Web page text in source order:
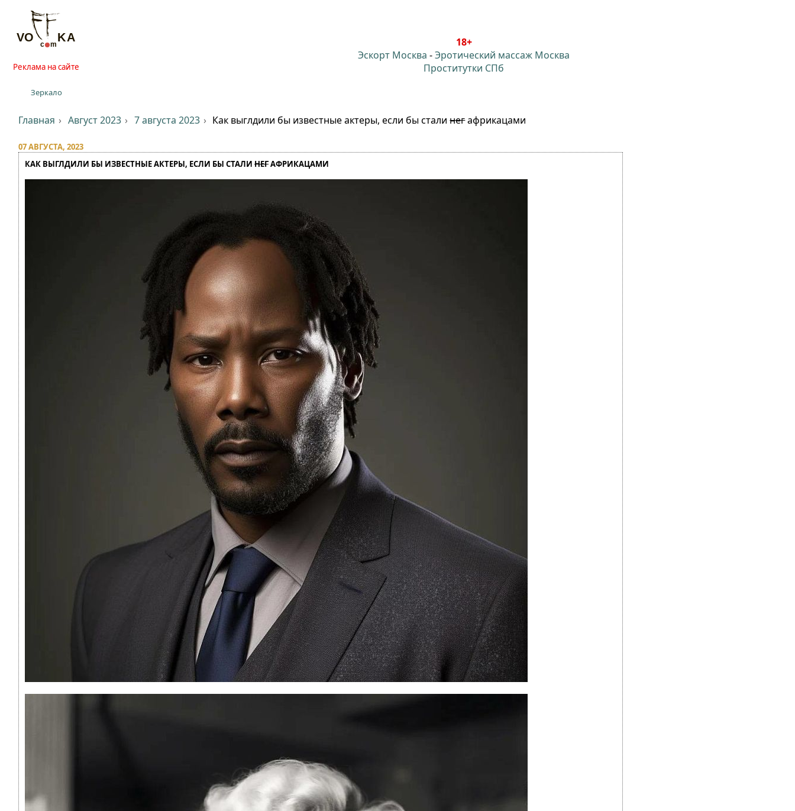
Реклама на сайте
Зеркало
18+
Эскорт Москва -Эротический массаж Москва
Проститутки СПб
Главная Август 2023 7 августа 2023 Как выглдили бы известные актеры, если бы сталинегафрикацами
07 АВГУСТА, 2023
КАК ВЫГЛДИЛИ БЫ ИЗВЕСТНЫЕ АКТЕРЫ, ЕСЛИ БЫ СТАЛИ НЕГАФРИКАЦАМИ